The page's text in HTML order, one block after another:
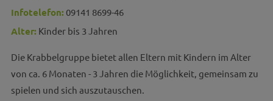
Infotelefon: 09141 8699-46
Alter: Kinder bis 3 Jahren
Die Krabbelgruppe bietet allen Eltern mit Kindern im Alter
von ca. 6 Monaten - 3 Jahren die Möglichkeit, gemeinsam zu
spielen und sich auszutauschen.